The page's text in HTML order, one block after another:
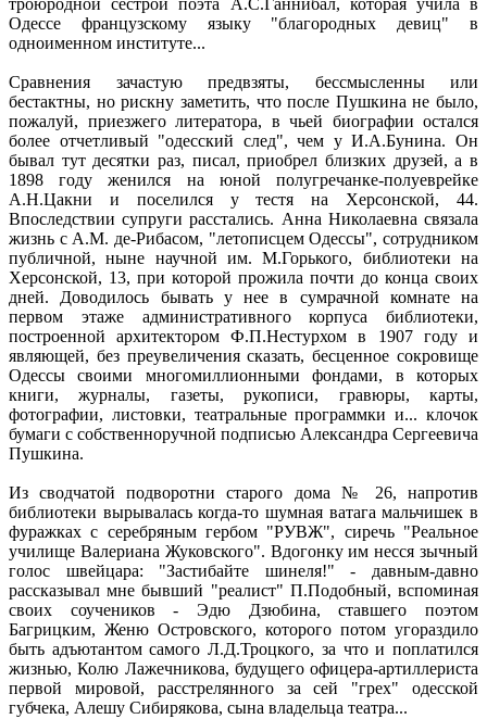
троюродной сестрой поэта А.С.Ганнибал, которая учила в
Одессе французскому языку "благородных девиц" в
одноименном институте...
Сравнения зачастую предвзяты, бессмысленны или
бестактны, но рискну заметить, что после Пушкина не было,
пожалуй, приезжего литератора, в чьей биографии остался
более отчетливый "одесский след", чем у И.А.Бунина. Он
бывал тут десятки раз, писал, приобрел близких друзей, а в
1898 году женился на юной полугречанке-полуеврейке
А.Н.Цакни и поселился у тестя на Херсонской, 44.
Впоследствии супруги расстались. Анна Николаевна связала
жизнь с А.М. де-Рибасом, "летописцем Одессы", сотрудником
публичной, ныне научной им. М.Горького, библиотеки на
Херсонской, 13, при которой прожила почти до конца своих
дней. Доводилось бывать у нее в сумрачной комнате на
первом этаже административного корпуса библиотеки,
построенной архитектором Ф.П.Нестурхом в 1907 году и
являющей, без преувеличения сказать, бесценное сокровище
Одессы своими многомиллионными фондами, в которых
книги, журналы, газеты, рукописи, гравюры, карты,
фотографии, листовки, театральные программки и... клочок
бумаги с собственноручной подписью Александра Сергеевича
Пушкина.
Из сводчатой подворотни старого дома № 26, напротив
библиотеки вырывалась когда-то шумная ватага мальчишек в
фуражках с серебряным гербом "РУВЖ", сиречь "Реальное
училище Валериана Жуковского". Вдогонку им несся зычный
голос швейцара: "Застибайте шинеля!" - давным-давно
рассказывал мне бывший "реалист" П.Подобный, вспоминая
своих соучеников - Эдю Дзюбина, ставшего поэтом
Багрицким, Женю Островского, которого потом угораздило
быть адъютантом самого Л.Д.Троцкого, за что и поплатился
жизнью, Колю Лажечникова, будущего офицера-артиллериста
первой мировой, расстрелянного за сей "грех" одесской
губчека, Алешу Сибирякова, сына владельца театра...